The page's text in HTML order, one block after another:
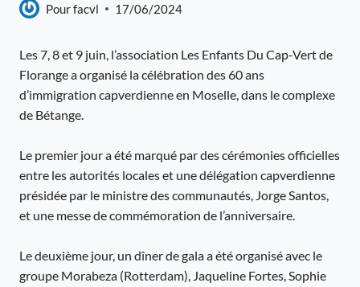
Pourfacvl 17/06/2024
Les 7, 8 et 9 juin, l’association Les Enfants Du Cap-Vert de
Florange a organisé la célébration des 60 ans
d’immigration capverdienne en Moselle, dans le complexe
de Bétange.
Le premier jour a été marqué par des cérémonies officielles
entre les autorités locales et une délégation capverdienne
présidée par le ministre des communautés, Jorge Santos,
et une messe de commémoration de l’anniversaire.
Le deuxième jour, un dîner de gala a été organisé avec le
groupe Morabeza (Rotterdam), Jaqueline Fortes, Sophie